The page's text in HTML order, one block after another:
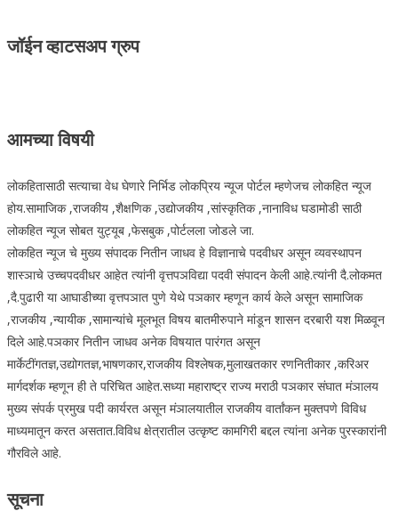
जॉईन व्हाटसअप ग्रुप
आमच्या विषयी
लोकहितासाठी सत्याचा वेध घेणारे निर्भिड लोकप्रिय न्यूज पोर्टल म्हणेजच लोकहित न्यूज
होय.सामाजिक ,राजकीय ,शैक्षणिक ,उद्योजकीय ,सांस्कृतिक ,नानाविध घडामोडी साठी
लोकहित न्यूज सोबत युट्यूब ,फेसबुक ,पोर्टलला जोडले जा.
लोकहित न्यूज चे मुख्य संपादक नितीन जाधव हे विज्ञानाचे पदवीधर असून व्यवस्थापन
शास्ञाचे उच्चपदवीधर आहेत त्यांनी वृत्तपञविद्या पदवी संपादन केली आहे.त्यांनी दै.लोकमत
,दै.पुढारी या आघाडीच्या वृत्तपञात पुणे येथे पञकार म्हणून कार्य केले असून सामाजिक
,राजकीय ,न्यायीक ,सामान्यांचे मूलभूत विषय बातमीरुपाने मांडून शासन दरबारी यश मिळवून
दिले आहे.पञकार नितीन जाधव अनेक विषयात पारंगत असून
मार्केटींगतज्ञ,उद्योगतज्ञ,भाषणकार,राजकीय विश्लेषक,मुलाखतकार रणनितीकार ,करिअर
मार्गदर्शक म्हणून ही ते परिचित आहेत.सध्या महाराष्ट्र राज्य मराठी पञकार संघात मंञालय
मुख्य संपर्क प्रमुख पदी कार्यरत असून मंञालयातील राजकीय वार्तांकन मुक्तपणे विविध
माध्यमातून करत असतात.विविध क्षेत्रातील उत्कृष्ट कामगिरी बद्दल त्यांना अनेक पुरस्कारांनी
गौरविले आहे.
सूचना